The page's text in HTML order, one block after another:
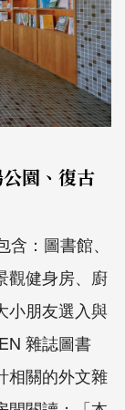
園、復古
：圖書館、
觀健身房、廚
小朋友選入與
雜誌圖書
相關的外文雜